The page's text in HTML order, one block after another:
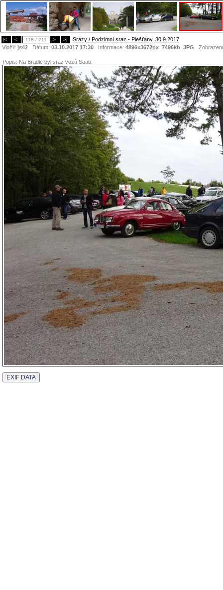
|< < 118 / 211 > >|
Srazy / Podzimní sraz - Piešťany, 30.9.2017
Vložil: js42 Dátum: 03.10.2017 17:30 Informace: 4896x3672px 7496kb JPG
Popis: Na Bradle byl sraz vozů Saab.